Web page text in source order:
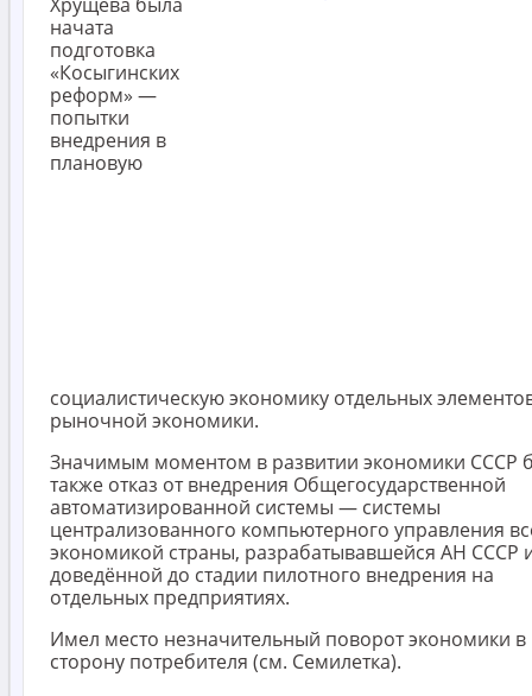
начата
подготовка
«Косыгинских
реформ» —
попытки
внедрения в
плановую
социалистическую экономику отдельных
рыночной экономики.
Значимым моментом в развитии экономики СССР
также отказ от внедрения Общегосударственной
автоматизированной системы — системы
централизованного компьютерного управления
экономикой страны, разрабатывавшейся АН СССР
доведённой до стадии пилотного внедрения на
отдельных предприятиях.
Имел место незначительный поворот экономики в
сторону потребителя (см. Семилетка).